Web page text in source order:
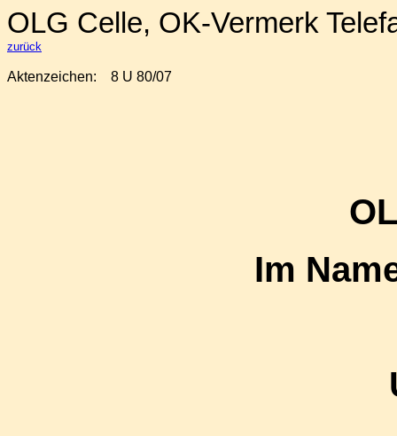
OLG Celle, OK-Vermerk
zurück
Aktenzeichen: 8 U 80/07
Im